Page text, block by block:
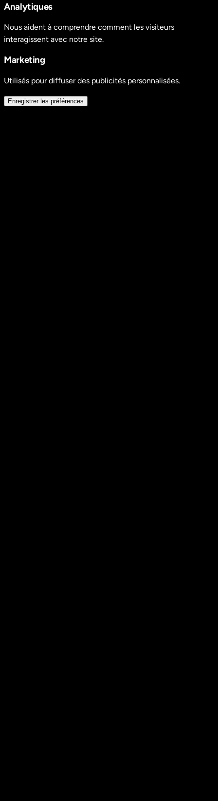
Analytiques
Nous aident à comprendre comment les visiteurs
interagissent avec notre site.
Marketing
Utilisés pour diffuser des publicités personnalisées.
Enregistrer les préférences